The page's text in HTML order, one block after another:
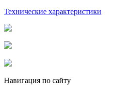
Технические характеристики
Навигация по сайту